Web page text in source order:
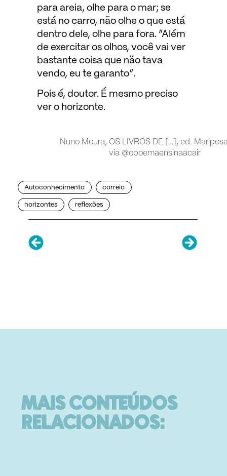
para areia, olhe para o mar; se
está no carro, não olhe o que está
dentro dele, olhe para fora. “Além
de exercitar os olhos, você vai ver
bastante coisa que não tava
vendo, eu te garanto”.
Pois é, doutor. É mesmo preciso
ver o horizonte.
Nuno Moura, OS LIVROS DE […], ed.
via @opoemaensinaacair
Autoconhecimento correio
horizontes reflexões
MAIS CONTEÚDOS
RELACIONADOS: